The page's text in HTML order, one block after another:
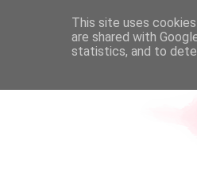
This site uses
are shared with
statistics, and to